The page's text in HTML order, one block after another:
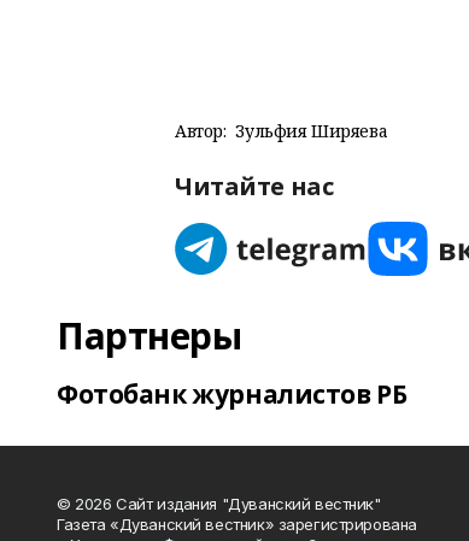
Автор: Зульфия Ширяева
Читайте нас
Партнеры
Фотобанк журналистов РБ
© 2026 Сайт издания "Дуванский вестник"
Газета «Дуванский вестник» зарегистрирована